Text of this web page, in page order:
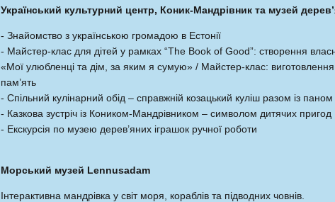
Український культурний центр, Коник-Мандрівник та музей
- Знайомство з українською громадою в Естонії
- Майстер-клас для дітей у рамках “The Book of Good”: створення
«Мої улюбленці та дім, за яким я сумую» / Майстер-клас: виготовлення
пам’ять
- Спільний кулінарний обід – справжній козацький куліш разом із
- Казкова зустріч із Коником-Мандрівником – символом дитячих пригод
- Екскурсія по музею дерев’яних іграшок ручної роботи
Морський музей Lennusadam
Інтерактивна мандрівка у світ моря, кораблів та підводних човнів.